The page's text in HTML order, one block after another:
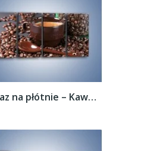
Obraz na płótnie – Kawa w ciemnej...